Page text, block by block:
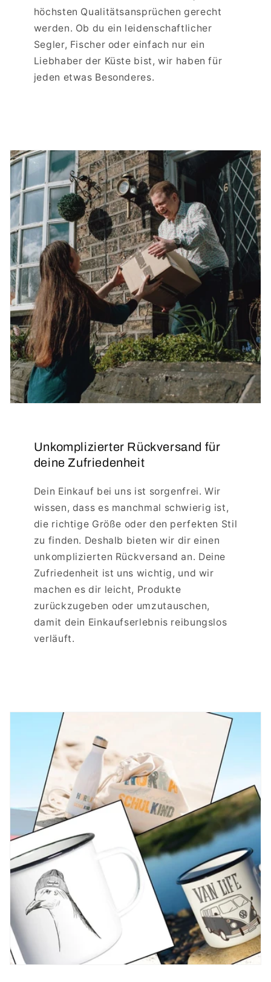
höchsten Qualitätsansprüchen gerecht
werden. Ob du ein leidenschaftlicher
Segler, Fischer oder einfach nur ein
Liebhaber der Küste bist, wir haben für
jeden etwas Besonderes.
Unkomplizierter Rückversand für
deine Zufriedenheit
Dein Einkauf bei uns ist sorgenfrei. Wir
wissen, dass es manchmal schwierig ist,
die richtige Größe oder den perfekten Stil
zu finden. Deshalb bieten wir dir einen
unkomplizierten Rückversand an. Deine
Zufriedenheit ist uns wichtig, und wir
machen es dir leicht, Produkte
zurückzugeben oder umzutauschen,
damit dein Einkaufserlebnis reibungslos
verläuft.